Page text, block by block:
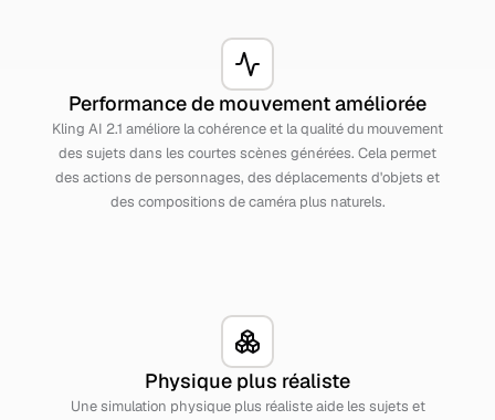
Performance de mouvement améliorée
Kling AI 2.1 améliore la cohérence et la qualité du mouvement
des sujets dans les courtes scènes générées. Cela permet
des actions de personnages, des déplacements d'objets et
des compositions de caméra plus naturels.
Physique plus réaliste
Une simulation physique plus réaliste aide les sujets et